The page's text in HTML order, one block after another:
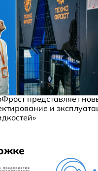
представляет
и